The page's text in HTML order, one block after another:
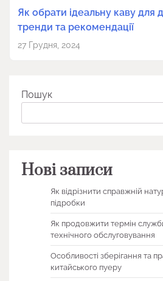
Як обрати ідеальну каву для
тренди та рекомендації
27 Грудня, 2024
Пошук
Нові записи
Як відрізнити справжній
підробки
Як продовжити термін
технічного обслуговування
Особливості зберігання та
китайського пуеру